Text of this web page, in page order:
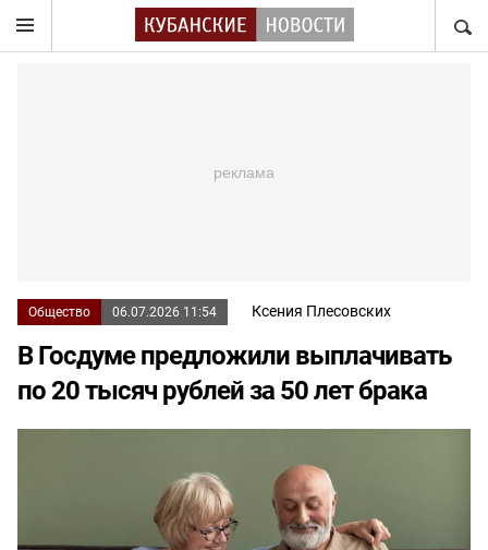
Общество 06.07.2026 11:54 Ксения Плесовских
В Госдуме предложили выплачивать
по 20 тысяч рублей за 50 лет брака